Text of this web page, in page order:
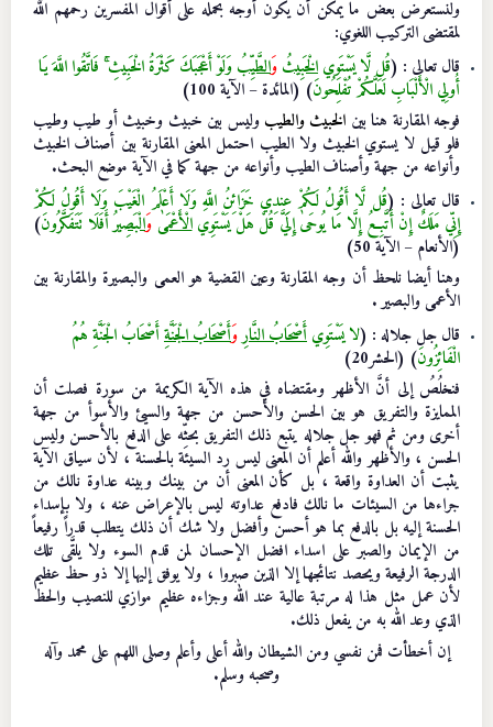
ولنستعرض بعض ما يمكن أن يكون أوجه بحمله على أقوال المفسرين رحمهم الله
لمقتضى التركيب اللغوي:
قال تعالى : (قُل لَّا يَسْتَوِيالْخَبِيثُوَالطَّيِّبُوَلَوْ أَعْجَبَكَ كَثْرَةُ الْخَبِيثِ ۚ فَاتَّقُوا اللَّهَ يَا
أُولِي الْأَلْبَابِ لَعَلَّكُمْ تُفْلِحُونَ) (المائدة – الآية 100)
فوجه المقارنة هنا بين الخبيث والطيب وليس بين خبيث وخبيث أو طيب وطيب
فلو قيل لا يستوي الخبيث ولا الطيب احتمل المعنى المقارنة بين أصناف الخبيث
وأنواعه من جهة وأصناف الطيب وأنواعه من جهة كما في الآية موضع البحث.
قال تعالى : (قُل لَّا أَقُولُ لَكُمْ عِندِي خَزَائِنُ اللَّهِ وَلَا أَعْلَمُ الْغَيْبَ وَلَا أَقُولُ لَكُمْ
إِنِّي مَلَكٌ إِنْ أَتَّبِعُ إِلَّا مَا يُوحَىٰ إِلَيَّ قُلْ هَلْ يَسْتَوِيالْأَعْمَىٰوَالْبَصِيرُأَفَلَا تَتَفَكَّرُونَ)
(الأنعام – الآية 50)
وهنا أيضا نلحظ أن وجه المقارنة وعين القضية هو العمى والبصيرة والمقارنة بين
الأعمى والبصير .
قال جل جلاله : (لا يَسْتَوِيأَصْحَابُ النَّارِوَأَصْحَابُ الْجَنَّةِأَصْحَابُ الْجَنَّةِ هُمُ
الْفَائِزُونَ) (الحشر20)
فنخلُصُ إلى أنَّ الأظهر ومقتضاه في هذه الآية الكريمة من سورة فصلت أن
الممايزة والتفريق هو بينالحسن والأحسن من جهةوالسيئ والأسوأ من جهة
أخرى ومن ثم فهو جل جلاله يتبع ذلك التفريق بحثِّه على الدفع بالأحسن وليس
الحسن ، والأظهر والله أعلم أن المعنى ليس رد السيئة بالحسنة ، لأن سياق الآية
يثبت أن العداوة واقعة ، بل كأن المعنى أن من بينك وبينه عداوة نالك من
جراءها من السيئات ما نالك فادفع عداوته ليس بالإعراض عنه ، ولا بإسداء
الحسنة إليه بل بالدفع بما هو أحسن وأفضل ولا شك أن ذلك يتطلب قدراً رفيعاً
من الإيمان والصبر على اسداء افضل الإحسان لمن قدم السوء ولا يلقَّى تلك
الدرجة الرفيعة ويحصد نتائجها إلا الذين صبروا ، ولا يوفق إليها إلا ذو حظ عظيم
لأن عمل مثل هذا له مرتبة عالية عند الله وجزاءه عظيم موازي للنصيب والحظ
الذي وعد الله به من يفعل ذلك.
إن أخطأت فمن نفسي ومن الشيطان والله أعلى وأعلم وصلى اللهم على محمد وآله
وصحبه وسلم.